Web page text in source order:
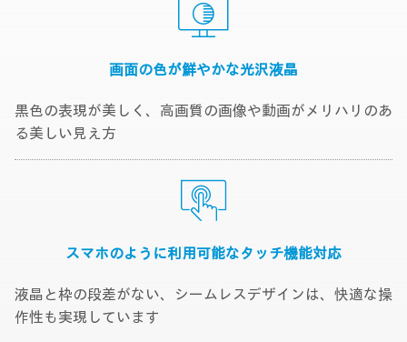
画面の色が鮮やかな光沢液晶
黒色の表現が美しく、高画質の画像や動画がメリハリのあ
る美しい見え方
スマホのように利用可能なタッチ機能対応
液晶と枠の段差がない、シームレスデザインは、快適な操
作性も実現しています